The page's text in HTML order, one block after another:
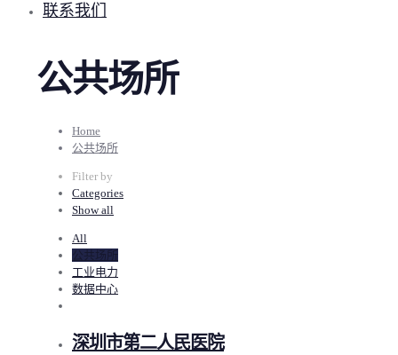
联系我们
公共场所
Home
公共场所
Filter by
Categories
Show all
All
公共场所
工业电力
数据中心
深圳市第二人民医院